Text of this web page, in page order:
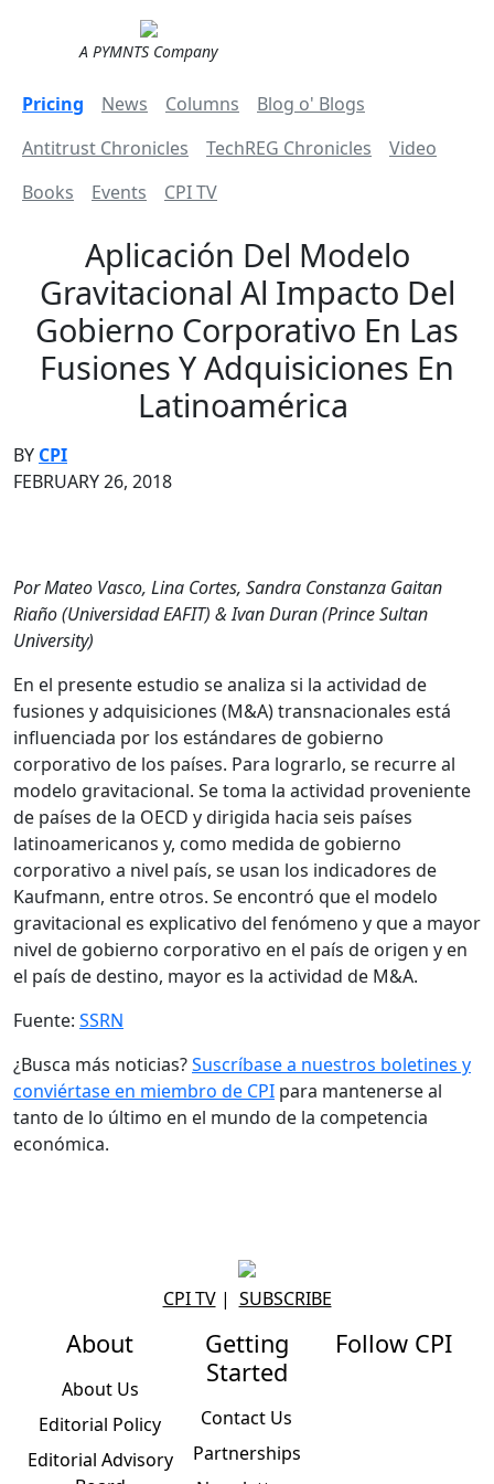
A PYMNTS Company
Pricing News Columns
Blog o' Blogs
Antitrust Chronicles
TechREG Chronicles
Video
Books
Events CPI TV
Aplicación Del Modelo
Gravitacional Al Impacto Del
Gobierno Corporativo En Las
Fusiones Y Adquisiciones En
Latinoamérica
BY CPI
FEBRUARY 26, 2018
Por Mateo Vasco, Lina Cortes, Sandra Constanza Gaitan
Riaño (Universidad EAFIT) & Ivan Duran (Prince Sultan
University)
En el presente estudio se analiza si la actividad de
fusiones y adquisiciones (M&A) transnacionales está
influenciada por los estándares de gobierno
corporativo de los países. Para lograrlo, se recurre al
modelo gravitacional. Se toma la actividad proveniente
de países de la OECD y dirigida hacia seis países
latinoamericanos y, como medida de gobierno
corporativo a nivel país, se usan los indicadores de
Kaufmann, entre otros. Se encontró que el modelo
gravitacional es explicativo del fenómeno y que a mayor
nivel de gobierno corporativo en el país de origen y en
el país de destino, mayor es la actividad de M&A.
Fuente: SSRN
¿Busca más noticias?Suscríbase a nuestros boletines y
conviértase en miembro de CPI para mantenerse al
tanto de lo último en el mundo de la competencia
económica.
CPI TV| SUBSCRIBE
About
About Us
Editorial Policy
Editorial Advisory
Getting
Started
Contact Us
Partnerships
Follow CPI